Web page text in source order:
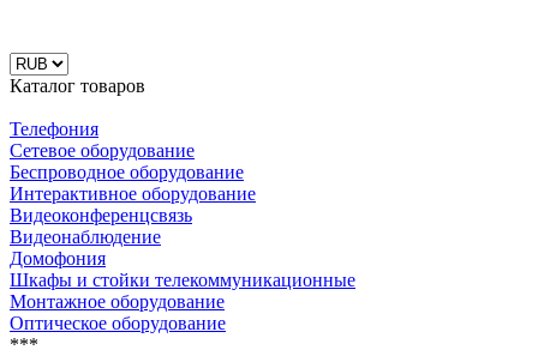
Каталог товаров
Телефония
Сетевое оборудование
Беспроводное оборудование
Интерактивное оборудование
Видеоконференцсвязь
Видеонаблюдение
Домофония
Шкафы и стойки телекоммуникационные
Монтажное оборудование
Оптическое оборудование
***